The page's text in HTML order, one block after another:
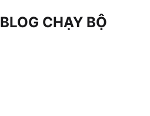
to
BLOG CHẠY BỘ